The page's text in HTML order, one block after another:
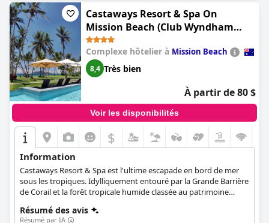
inconvénients mineurs tels que l'absence de mini-bar, ils ne
peuvent pas dire assez de bien des installations et des services
du Pullman Reef Hotel Casino .
Castaways Resort & Spa On
Mission Beach (Club Wyndham
Mission Beach)
Complexe hôtelier à Mission Beach
8,4 Très bien
À partir de 80 $
Voir les disponibilités
$
Information
Castaways Resort & Spa est l'ultime escapade en bord de mer
sous les tropiques. Idylliquement entouré par la Grande Barrière
de Corail et la forêt tropicale humide classée au patrimoine
les couples ou les groupes d'amis.
Résumé des avis
Résumé par IA